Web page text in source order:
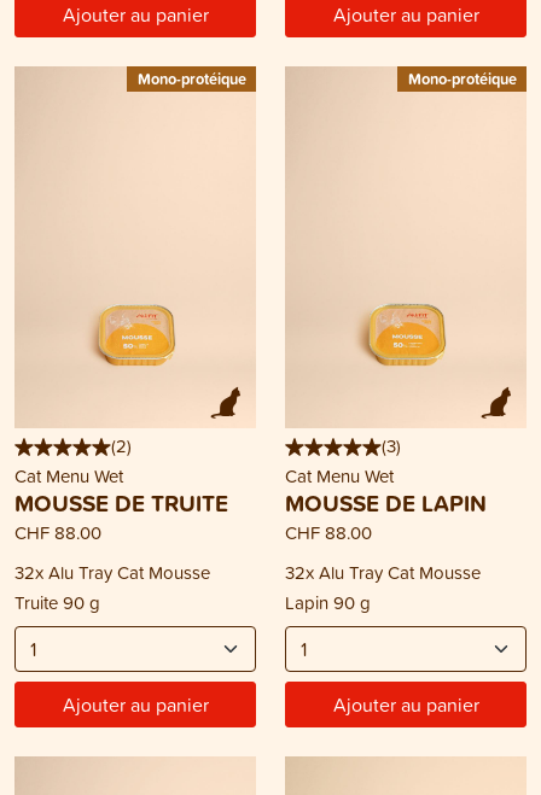
Ajouter au panier Ajouter au panier
Mono-protéique
(2)
Cat Menu Wet
MOUSSE DE TRUITE
CHF 88.00
32x Alu Tray Cat Mousse
Truite 90 g
Ajouter au panier
Mono-protéique
(3)
Cat Menu Wet
MOUSSE DE LAPIN
CHF 88.00
32x Alu Tray Cat Mousse
Lapin 90 g
Ajouter au panier